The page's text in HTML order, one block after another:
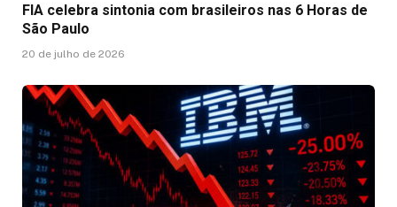
FIA celebra sintonia com brasileiros nas 6 Horas de
São Paulo
20 de julho de 2026